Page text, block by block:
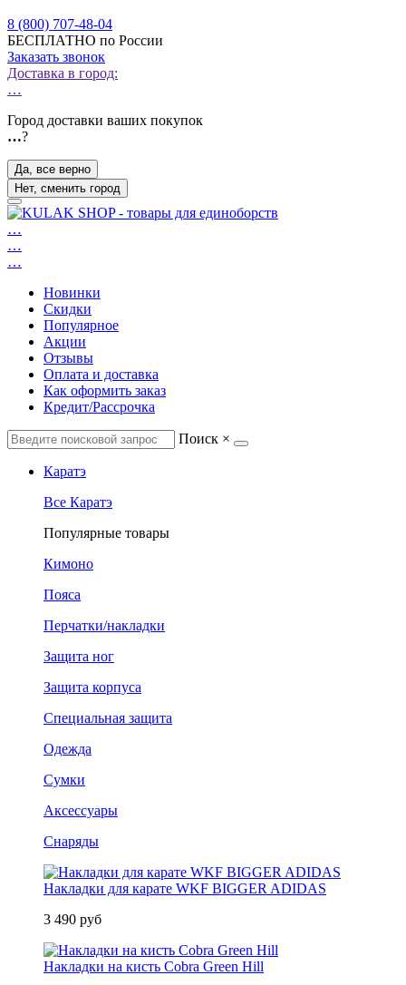
8 (800) 707-48-04
БЕСПЛАТНО по России
Заказать звонок
Доставка в город:
…
Город доставки ваших покупок
…?
Да, все верно
Нет, сменить город
…
…
…
Новинки
Скидки
Популярное
Акции
Отзывы
Оплата и доставка
Как оформить заказ
Кредит/Рассрочка
Поиск ×
Каратэ
Все Каратэ
Популярные товары
Кимоно
Пояса
Перчатки/накладки
Защита ног
Защита корпуса
Специальная защита
Одежда
Сумки
Аксессуары
Снаряды
Накладки для карате WKF BIGGER ADIDAS
3 490 руб
Накладки на кисть Cobra Green Hill